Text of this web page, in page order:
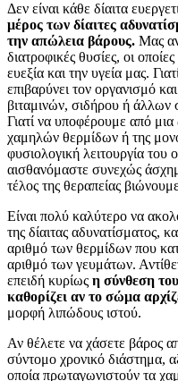
Δεν είναι κάθε δίαιτα
μέρος των δίαιτες
την απώλεια βάρους. Μας
διατροφικές θυσίες, οι
ευεξία και την υγεία μας.
επιβαρύνει τον οργανισμό
βιταμινών, σιδήρου ή άλλων
Γιατί να υποφέρουμε από μια
χαμηλών θερμίδων ή της
φυσιολογική λειτουργία του
αισθανόμαστε συνεχώς
τέλος της θεραπείας
Είναι πολύ καλύτερο να
της δίαιτας αδυνατίσματος,
αριθμό των θερμίδων που
αριθμό των γευμάτων.
επειδή κυρίως η σύνθεση
καθορίζει αν το σώμα
μορφή λιπώδους ιστού.
Αν θέλετε να χάσετε βάρος
σύντομο χρονικό διάστημα,
οποία πρωταγωνιστούν τα